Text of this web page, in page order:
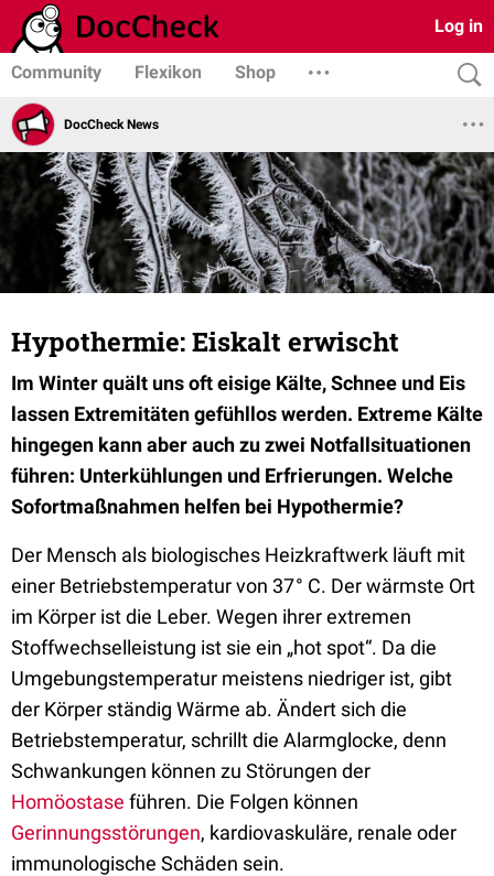
Log in
Community Flexikon Shop
DocCheck News
Hypothermie: Eiskalt erwischt
Im Winter quält uns oft eisige Kälte, Schnee und Eis
lassen Extremitäten gefühllos werden. Extreme Kälte
hingegen kann aber auch zu zwei Notfallsituationen
führen: Unterkühlungen und Erfrierungen. Welche
Sofortmaßnahmen helfen bei Hypothermie?
Der Mensch als biologisches Heizkraftwerk läuft mit
einer Betriebstemperatur von 37 ° C. Der wärmste Ort
im Körper ist die Leber. Wegen ihrer extremen
Stoffwechselleistung ist sie ein „hot spot“. Da die
Umgebungstemperatur meistens niedriger ist, gibt
der Körper ständig Wärme ab. Ändert sich die
Betriebstemperatur, schrillt die Alarmglocke, denn
Schwankungen können zu Störungen der
Homöostase führen. Die Folgen können
Gerinnungsstörungen, kardiovaskuläre, renale oder
immunologische Schäden sein.